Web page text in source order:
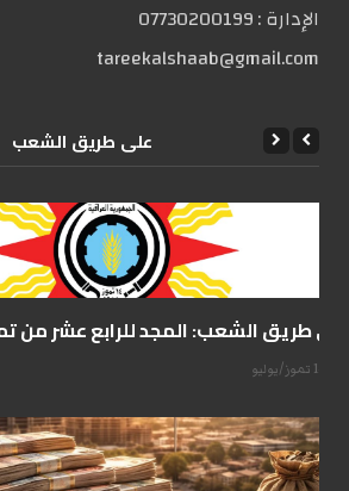
الإدارة :07730200199
tareekalshaab@gmail.com
علی طریق الشعب
على طريق الشعب: المجد للرابع عشر من
14 تموز/يوليو